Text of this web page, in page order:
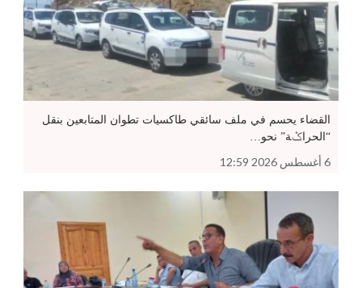
القضاء يحسم في ملف سائقي طاكسيات تطوان المتابعين بنقل
“الحراݣة” نحو…
6 أغسطس 2026 12:59